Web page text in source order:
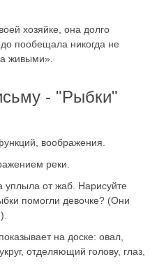
хозяйке, она долго
пообещала никогда не
живыми».
- "Рыбки"
воображения.
реки.
уплыла от жаб. Нарисуйте
помогли девочке? (Они
на доске: овал,
отделяющий голову, глаз,